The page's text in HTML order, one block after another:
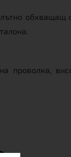
обхващащ
проволка,